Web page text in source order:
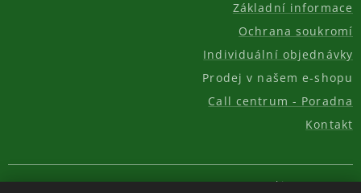
Základní informace
Ochrana soukromí
Individuální objednávky
Prodej v našem e-shopu
Call centrum - Poradna
Kontakt
© 2011-2026, AKC REAL GROUP s.r.o. Cookies